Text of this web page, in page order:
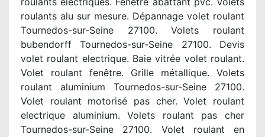
roulants alu sur mesure. Dépannage volet roulant
Tournedos-sur-Seine 27100. Volets roulant
bubendorff Tournedos-sur-Seine 27100. Devis
volet roulant electrique. Baie vitrée volet roulant.
Volet roulant fenêtre. Grille métallique. Volets
roulant aluminium Tournedos-sur-Seine 27100.
Volet roulant motorisé pas cher. Volet roulant
electrique aluminium. Volets roulant pas cher
Tournedos-sur-Seine 27100. Volet roulant en